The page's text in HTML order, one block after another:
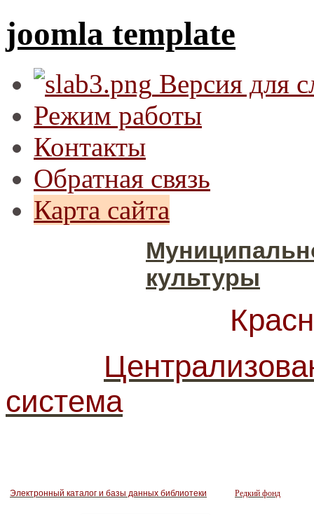
joomla template
Версия для
Режим работы
Контакты
Обратная связь
Карта сайта
культуры
система
Электронный каталог и базы данных библиотеки Редкий фонд